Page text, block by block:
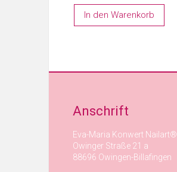
In den Warenkorb
Anschrift
Eva-Maria Konwert Nailart®
Owinger Straße 21 a
88696 Owingen-Billafingen